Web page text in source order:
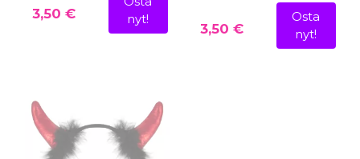
3,50 €
nyt!
3,50 €
Osta
nyt!